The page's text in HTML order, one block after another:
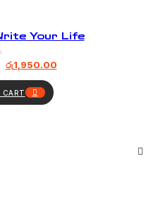
Your Life
රු1,950.00
CART